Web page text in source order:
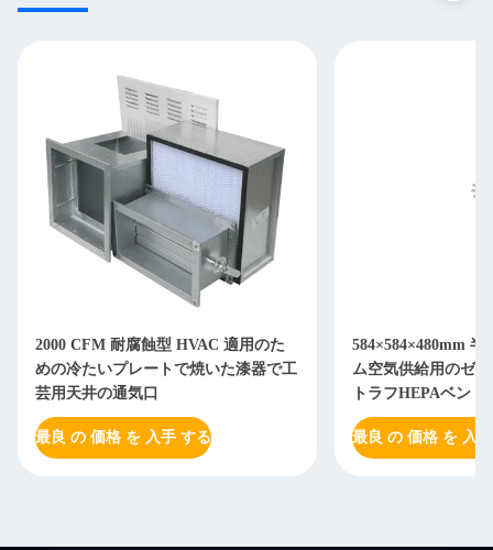
2000 CFM 耐腐蝕型 HVAC 適用のた
めの冷たいプレートで焼いた漆器で工
芸用天井の通気口
最良 の 価格 を 入手 する
584×584×480mm
ム空気供給用のゼ
トラフHEPAベント
最良 の 価格 を 入